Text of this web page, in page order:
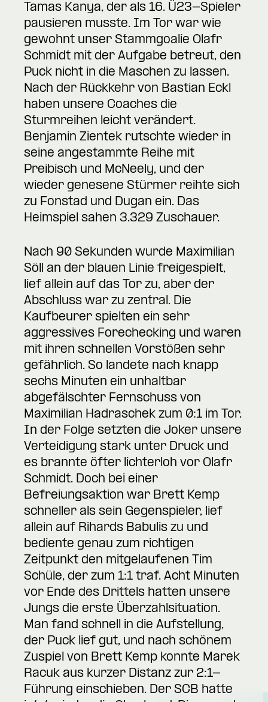
Tamas Kanya, der als 16. Ü23-Spieler
pausieren musste. Im Tor war wie
gewohnt unser Stammgoalie Olafr
Schmidt mit der Aufgabe betreut, den
Puck nicht in die Maschen zu lassen.
Nach der Rückkehr von Bastian Eckl
haben unsere Coaches die
Sturmreihen leicht verändert.
Benjamin Zientek rutschte wieder in
seine angestammte Reihe mit
Preibisch und McNeely, und der
wieder genesene Stürmer reihte sich
zu Fonstad und Dugan ein. Das
Heimspiel sahen 3.329 Zuschauer.
Nach 90 Sekunden wurde Maximilian
Söll an der blauen Linie freigespielt,
lief allein auf das Tor zu, aber der
Abschluss war zu zentral. Die
Kaufbeurer spielten ein sehr
aggressives Forechecking und waren
mit ihren schnellen Vorstößen sehr
gefährlich. So landete nach knapp
sechs Minuten ein unhaltbar
abgefälschter Fernschuss von
Maximilian Hadraschek zum 0:1 im Tor.
In der Folge setzten die Joker unsere
Verteidigung stark unter Druck und
es brannte öfter lichterloh vor Olafr
Schmidt. Doch bei einer
Befreiungsaktion war Brett Kemp
schneller als sein Gegenspieler, lief
allein auf Rihards Babulis zu und
bediente genau zum richtigen
Zeitpunkt den mitgelaufenen Tim
Schüle, der zum 1:1 traf. Acht Minuten
vor Ende des Drittels hatten unsere
Jungs die erste Überzahlsituation.
Man fand schnell in die Aufstellung,
der Puck lief gut, und nach schönem
Zuspiel von Brett Kemp konnte Marek
Racuk aus kurzer Distanz zur 2:1-
Führung einschieben. Der SCB hatte